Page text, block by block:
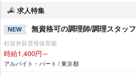
求人特集
NEW 無資格可の調理師/調理スタッフ
杉並井荻雲母保育園
時給1,400円～
アルバイト・パート / 東京都